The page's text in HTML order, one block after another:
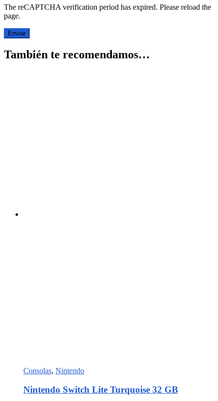
The reCAPTCHA verification period has expired. Please reload the
page.
También te recomendamos…
Consolas, Nintendo
Nintendo Switch Lite Turquoise 32 GB